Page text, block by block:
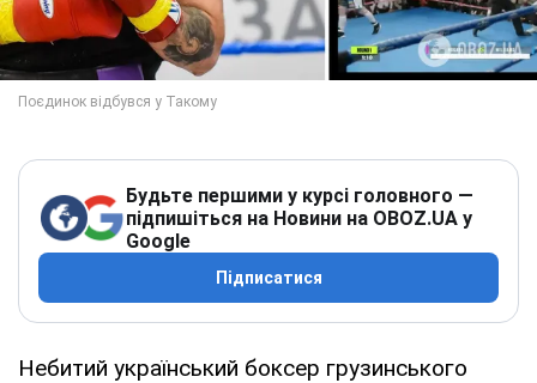
Будьте першими у курсі головного —
підпишіться на Новини на OBOZ.UA у
Google
Підписатися
Небитий український боксер грузинського